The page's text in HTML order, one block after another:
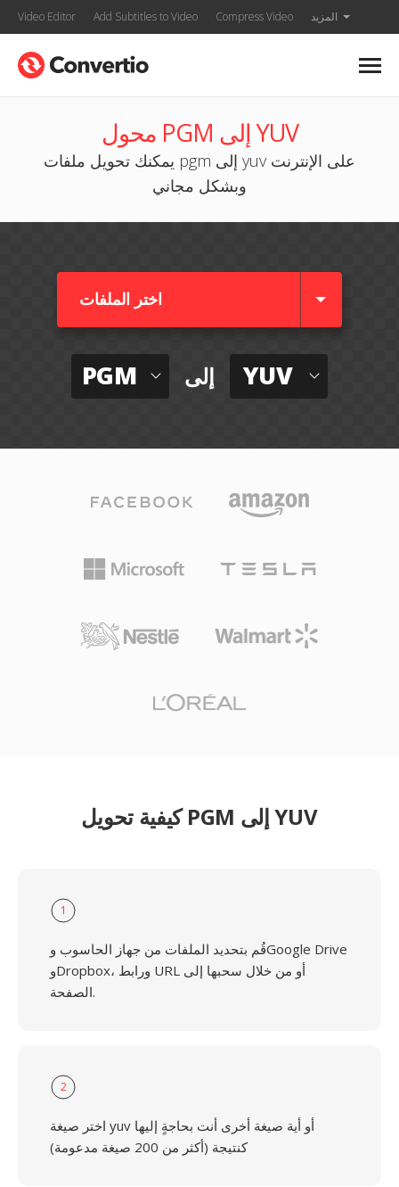
Video Editor Add Subtitles to Video Compress Video المزيد
محول PGM إلى YUV
يمكنك تحويل ملفات pgm إلى yuv على الإنترنت
وبشكل مجاني
اختر الملفات
PGM إلى YUV
كيفية تحويل PGM إلى YUV
1
قُم بتحديد الملفات من جهاز الحاسوب وGoogle Drive
وDropbox، ورابط URL أو من خلال سحبها إلى
الصفحة.
2
اختر صيغة yuv أو أية صيغة أخرى أنت بحاجةٍ إليها
كنتيجة (أكثر من 200 صيغة مدعومة)